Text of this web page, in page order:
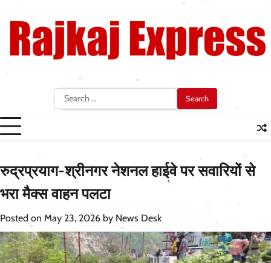
content
Search
for:
रुद्रप्रयाग-श्रीनगर नेशनल हाईवे पर सवारियों से
भरा मैक्स वाहन पलटा
Posted on May 23, 2026 by News Desk